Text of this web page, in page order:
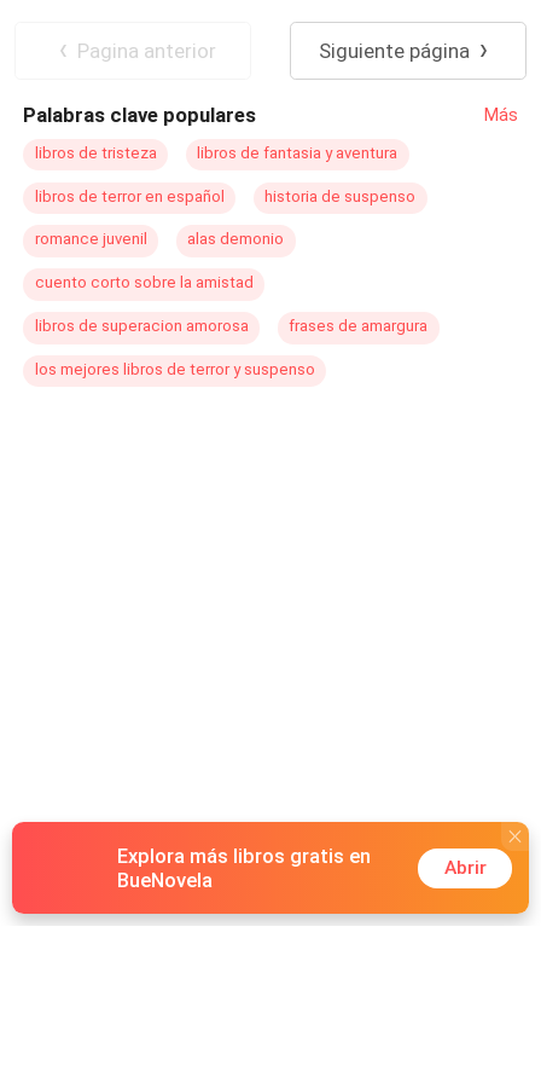
Pagina anterior Siguiente página
Palabras clave populares Más
libros de tristeza libros de fantasia y aventura
libros de terror en español historia de suspenso
romance juvenil alas demonio
cuento corto sobre la amistad
libros de superacion amorosa frases de amargura
los mejores libros de terror y suspenso
Explora más libros gratis en
BueNovela
Abrir